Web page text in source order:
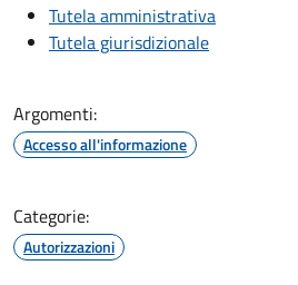
Tutela amministrativa
Tutela giurisdizionale
Argomenti:
Accesso all'informazione
Categorie:
Autorizzazioni